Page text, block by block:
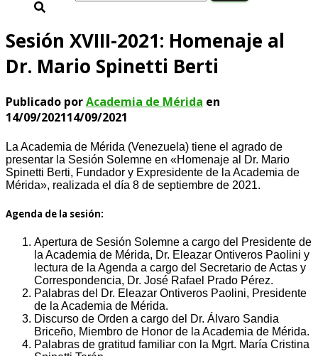
Sesión XVIII-2021: Homenaje al
Dr. Mario Spinetti Berti
Publicado porAcademia de Mérida en
14/09/202114/09/2021
La Academia de Mérida (Venezuela) tiene el agrado de
presentar la Sesión Solemne en «Homenaje al Dr. Mario
Spinetti Berti, Fundador y Expresidente de la Academia de
Mérida», realizada el día 8 de septiembre de 2021.
Agenda de la sesión:
Apertura de Sesión Solemne a cargo del Presidente de
la Academia de Mérida, Dr. Eleazar Ontiveros Paolini y
lectura de la Agenda a cargo del Secretario de Actas y
Correspondencia, Dr. José Rafael Prado Pérez.
Palabras del Dr. Eleazar Ontiveros Paolini, Presidente
de la Academia de Mérida.
Discurso de Orden a cargo del Dr. Álvaro Sandia
Briceño, Miembro de Honor de la Academia de Mérida.
Palabras de gratitud familiar con la Mgrt. María Cristina